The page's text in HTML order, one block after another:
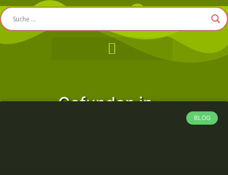
Gefunden in ...
BLOG